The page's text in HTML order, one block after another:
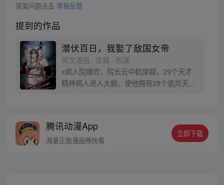
答案问题点击 举报反馈
提到的作品
潜伏百日，我娶了敌国女帝
阅文漫画 · 穿越 · 权谋
x疯人院爆炸，院长云中鹤穿越，29个天才
精神病人进入大脑，使他拥有29个诡异天
腾讯动漫App
海量正版漫画畅快看
立即下载